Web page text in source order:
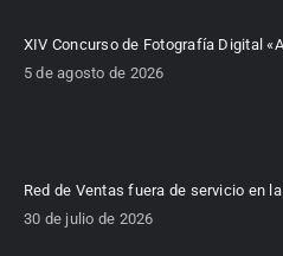
XIV Concurso de Fotografía Digital
5 de agosto de 2026
Red de Ventas fuera de servicio en
30 de julio de 2026